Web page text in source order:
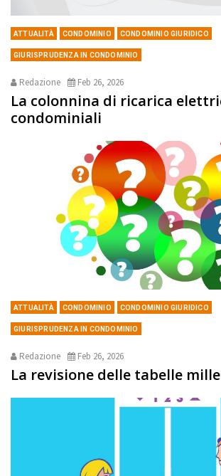
ATTUALITÀ CONDOMINIO CONDOMINIO GIURIDICO
GIURISPRUDENZA IN CONDOMINIO
Redazione Feb 26, 2026
La colonnina di ricarica
condominiali
ATTUALITÀ CONDOMINIO CONDOMINIO GIURIDICO
GIURISPRUDENZA IN CONDOMINIO
Redazione Feb 26, 2026
La revisione delle tabelle